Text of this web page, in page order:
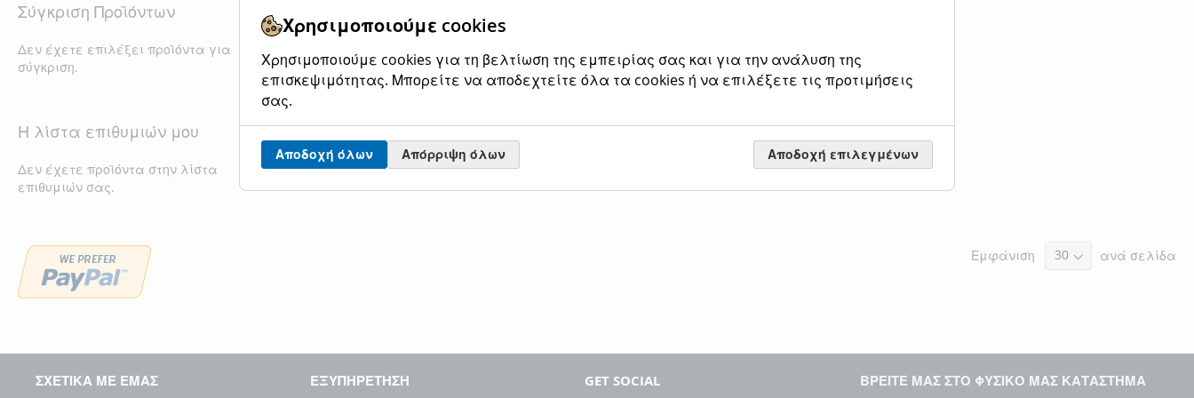
Εμφάνιση ανά σελίδα
Σύγκριση Προϊόντων
Δεν έχετε επιλέξει προϊόντα για
σύγκριση.
Η λίστα επιθυμιών μου
Δεν έχετε προϊόντα στην λίστα
επιθυμιών σας.
ΣΧΕΤΙΚΑ ΜΕ ΕΜΑΣ ΕΞΥΠΗΡΕΤΗΣΗ GET SOCIAL ΒΡΕΙΤΕ ΜΑΣ ΣΤΟ ΦΥΣΙΚΟ ΜΑΣ ΚΑΤΑΣΤΗΜΑ
Χρησιμοποιούμε cookies
Χρησιμοποιούμε cookies για τη βελτίωση της εμπειρίας σας και για την ανάλυση της
επισκεψιμότητας. Μπορείτε να αποδεχτείτε όλα τα cookies ή να επιλέξετε τις προτιμήσεις
σας.
Αποδοχή όλων Απόρριψη όλων Αποδοχή επιλεγμένων